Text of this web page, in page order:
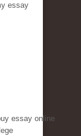
essay
essay online